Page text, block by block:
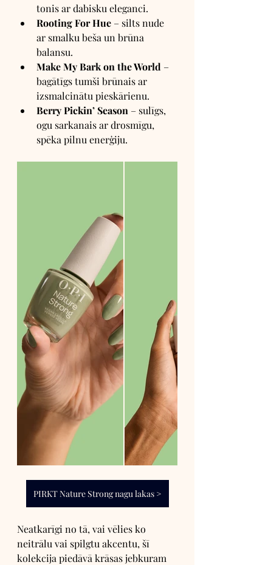
tonis ar dabisku eleganci.
Rooting For Hue – silts nude
ar smalku beša un brūna
balansu.
Make My Bark on the World –
bagātīgs tumši brūnais ar
izsmalcinātu pieskārienu.
Berry Pickin’ Season – sulīgs,
ogu sarkanais ar drosmīgu,
spēka pilnu enerģiju.
PIRKT Nature Strong nagu lakas >
Neatkarīgi no tā, vai vēlies ko
neitrālu vai spilgtu akcentu, šī
kolekcija piedāvā krāsas jebkuram